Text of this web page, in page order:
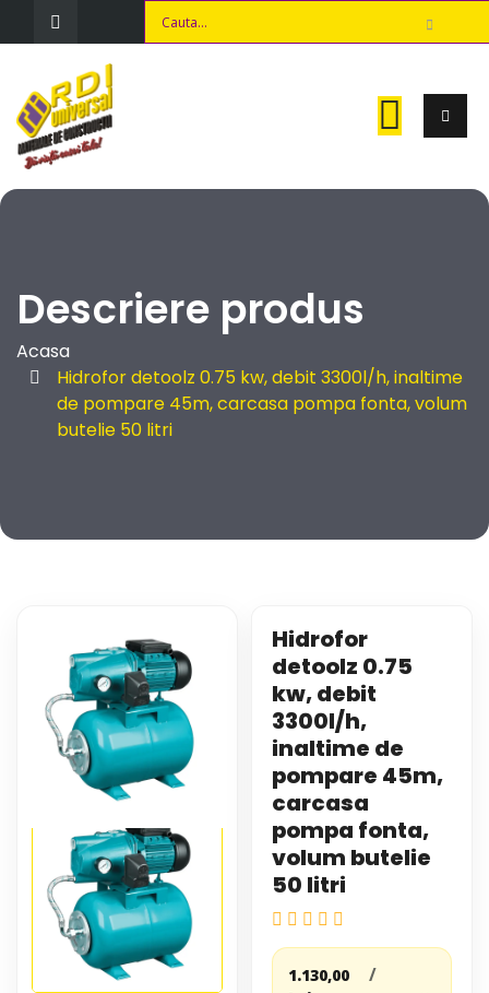
Descriere produs
Acasa
Hidrofor detoolz 0.75 kw, debit 3300l/h, inaltime
de pompare 45m, carcasa pompa fonta, volum
butelie 50 litri
Hidrofor
detoolz 0.75
kw, debit
3300l/h,
inaltime de
pompare 45m,
carcasa
pompa fonta,
volum butelie
50 litri
1.130,00
/